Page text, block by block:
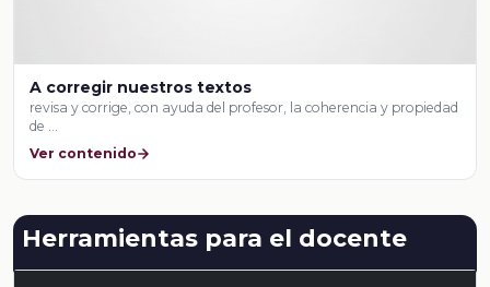
A corregir nuestros textos
revisa y corrige, con ayuda del profesor, la coherencia y propiedad
de …
Ver contenido
Herramientas para el docente